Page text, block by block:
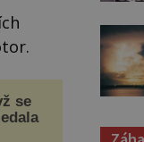
se